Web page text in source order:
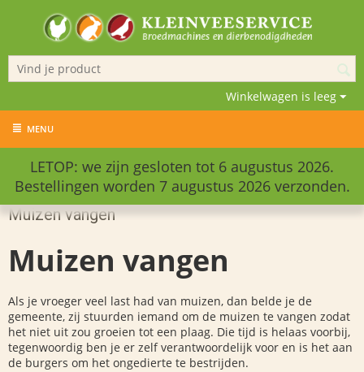
Winkelwagen is leeg
MENU
LETOP: we zijn gesloten tot 6 augustus 2026.
Bestellingen worden 7 augustus 2026 verzonden.
Muizen vangen
Muizen vangen
Als je vroeger veel last had van muizen, dan belde je de
gemeente, zij stuurden iemand om de muizen te vangen zodat
het niet uit zou groeien tot een plaag. Die tijd is helaas voorbij,
tegenwoordig ben je er zelf verantwoordelijk voor en is het aan
de burgers om het ongedierte te bestrijden.